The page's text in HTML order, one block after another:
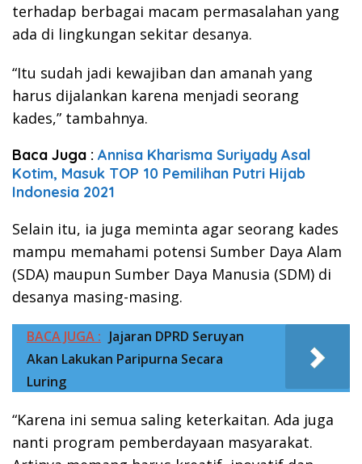
terhadap berbagai macam permasalahan yang
ada di lingkungan sekitar desanya.
“Itu sudah jadi kewajiban dan amanah yang
harus dijalankan karena menjadi seorang
kades,” tambahnya.
Baca Juga : Annisa Kharisma Suriyady Asal
Kotim, Masuk TOP 10 Pemilihan Putri Hijab
Indonesia 2021
Selain itu, ia juga meminta agar seorang kades
mampu memahami potensi Sumber Daya Alam
(SDA) maupun Sumber Daya Manusia (SDM) di
desanya masing-masing.
BACA JUGA : Jajaran DPRD Seruyan
Akan Lakukan Paripurna Secara
Luring
“Karena ini semua saling keterkaitan. Ada juga
nanti program pemberdayaan masyarakat.